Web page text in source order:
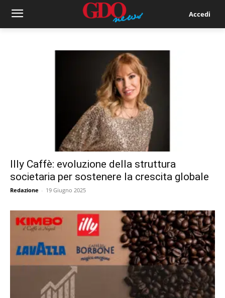
Accedi
Illy Caffè: evoluzione della struttura
societaria per sostenere la crescita globale
Redazione - 19 Giugno 2025